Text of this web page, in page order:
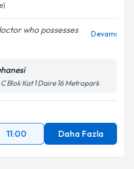
who possesses
Devamı
Blok Kat 1 Daire 16 Metropark
11:00 Daha Fazla